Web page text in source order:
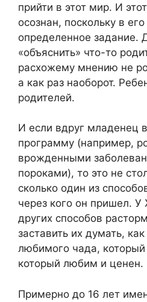
прийти в этот мир. И
осознан, поскольку в
определенное задание.
«объяснить» что-то
расхожему мнению не
а как раз наоборот.
родителей.
И если вдруг младенец
программу (например,
врожденными
пороками), то это не
сколько один из
через кого он пришел. У
других способов
заставить их думать,
любимого чада, который
который любим и ценен.
Примерно до 16 лет